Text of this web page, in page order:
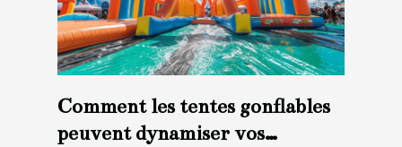
Comment les tentes gonflables
peuvent dynamiser vos